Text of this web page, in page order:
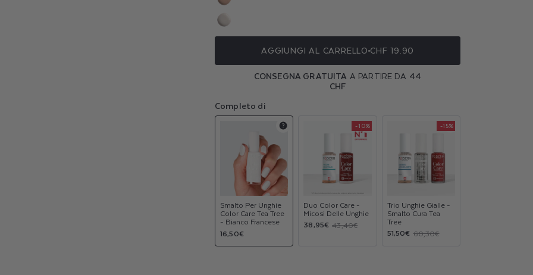
non
disponibile
non
esaurita
o
disponibile
Variante
esauritaAGGIUNGI AL CARRELLO CHF 19.90
CONSEGNA GRATUITA A PARTIRE DA 44
CHF
Completo di
Smalto Per Unghie
Color Care Tea Tree
- Bianco Francese
Prezzo
di
16,50€
Product
-10%
Duo Color Care -
Micosi Delle Unghie
Prezzo
38,95€
Prezzo 43,40€
Product
upsell
-15%
Trio Unghie Gialle -
Smalto Cura Tea
Tree
Prezzo
51,50€
Prezzo60,30€
Product